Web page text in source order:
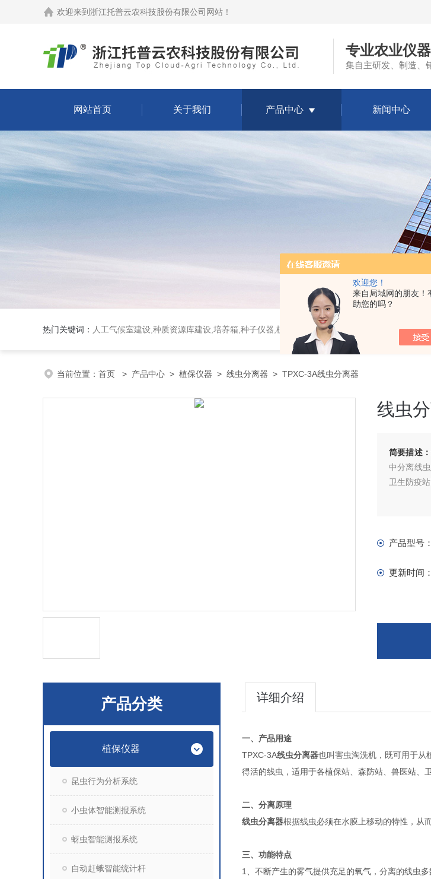
欢迎您！
来自局域网的朋友！
助您的吗？
欢迎来到 浙江托普云农科技股份有限公司网站 ！
专业农业仪
集自主研发、制造、
网站首页 关于我们 产品中心 新闻中心
热门关键词： 人工气候室建设,种质资源库建设,培养箱,种子仪器,植物生理仪器,植保仪器,土壤仪器,环境气象
当前位置： 首页 > 产品中心 > 植保仪器 > 线虫分离器 > TPXC-3A线虫分离器
线虫
简要描述：
中分离线
卫生防疫
产品型号：
更新时间：
产品分类
植保仪器
昆虫行为分析系统
小虫体智能测报系统
蚜虫智能测报系统
自动赶蛾智能统计杆
详细介绍
一、产品用途
TPXC-3A线虫分离器也叫害虫淘洗机，既可用于从
得活的线虫，适用于各植保站、森防站、兽医站、
二、分离原理
线虫分离器根据线虫必须在水膜上移动的特性，从
三、功能特点
1、不断产生的雾气提供充足的氧气，分离的线虫